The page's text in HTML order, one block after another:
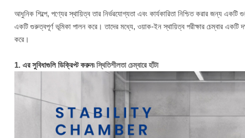
আধুনিক শিল্পে, পণ্যের স্থায়িত্ব তার নির্ভরযোগ্যতা এবং কার্যকারিতা নিশ্চিত করার জন্য
একটি গুরুত্বপূর্ণ ভূমিকা পালন করে। তাদের মধ্যে, ওয়াক-ইন স্থায়িত্ব পরীক্ষার চেম্বার একটি
করে।
1. এর সুবিধাগুলি ডিক্রিপ্ট করুন৷স্থিতিশীলতা চেম্বারে হাঁটা